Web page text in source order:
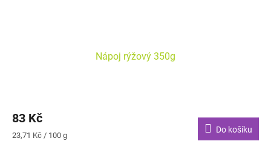
Nápoj rýžový 350g
83 Kč
Měrná
23,71 Kč / 100 g
Do košíku